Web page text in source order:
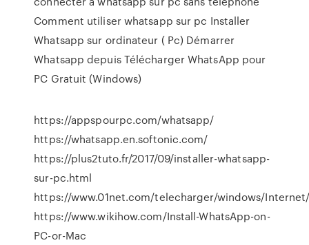
Comment utiliser whatsapp sur pc Installer
Whatsapp sur ordinateur ( Pc) Démarrer
Whatsapp depuis Télécharger WhatsApp pour
PC Gratuit (Windows)
https://appspourpc.com/whatsapp/
https://whatsapp.en.softonic.com/
https://plus2tuto.fr/2017/09/installer-whatsapp-
sur-pc.html
https://www.01net.com/telecharger/windows/
https://www.wikihow.com/Install-WhatsApp-on-
PC-or-Mac